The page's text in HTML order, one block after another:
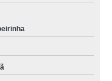
(CBTU)
Pacaembu
Branca